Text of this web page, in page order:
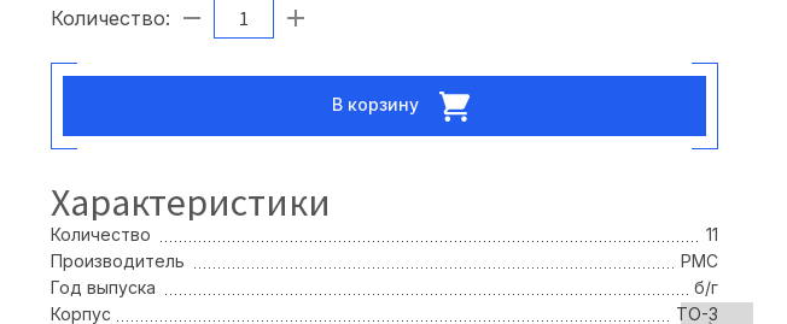
Количество:
В корзину
Характеристики
Количество
11
Производитель
РМС
Год выпуска
б/г
Корпус
TO-3